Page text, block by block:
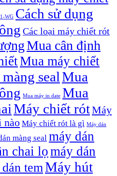
WG Cách sử dụng
Các loại máy chiết rót
Mua cân định
Mua máy chiết
sealMua
Mua máy in date Mua
Máy chiết rótMáy
nào Máy chiết rót là gì Máy dán
màng seal máy dán
chai lọmáy dán
temMáy hút